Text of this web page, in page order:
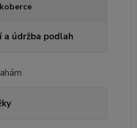
a údržba podlah